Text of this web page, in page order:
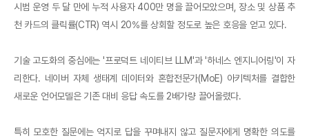
시범 운영 두 달 만에 누적 사용자 400만 명을 끌어모았으며, 장소 및 상품 추
천 카드의 클릭률(CTR) 역시 20%를 상회할 정도로 높은 호응을 얻고 있다.
기술 고도화의 중심에는 '프로덕트 네이티브 LLM'과 '하네스 엔지니어링'이 자
리한다. 네이버 자체 생태계 데이터와 혼합전문가(MoE) 아키텍처를 결합한
새로운 언어모델은 기존 대비 응답 속도를 2배가량 끌어올렸다.
특히 모호한 질문에는 억지로 답을 꾸며내지 않고 질문자에게 명확한 의도를